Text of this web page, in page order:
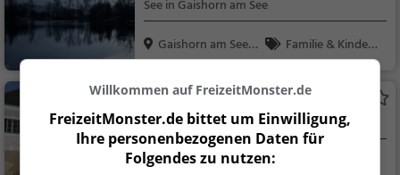
See in Gaishorn am See
Gaishorn am See,
Öst...
Familie & Kinder,
Natur, See
Schloss Kaiserau
Adelssitz in Admont
Admont, Österreic
Willkommen auf FreizeitMonster.de
FreizeitMonster.de bittet um Einwilligung,
Ihre personenbezogenen Daten für
Folgendes zu nutzen: